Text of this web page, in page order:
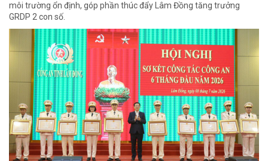
môi trường ổn định, góp phần thúc đẩy Lâm Đồng tăng trưởng
GRDP 2 con số.